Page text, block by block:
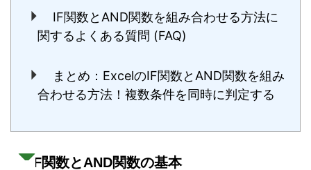
IF関数とAND関数を組み合わせる方法に
関するよくある質問 (FAQ)
まとめ：ExcelのIF関数とAND関数を組み
合わせる方法！複数条件を同時に判定する
IF関数とAND関数の基本